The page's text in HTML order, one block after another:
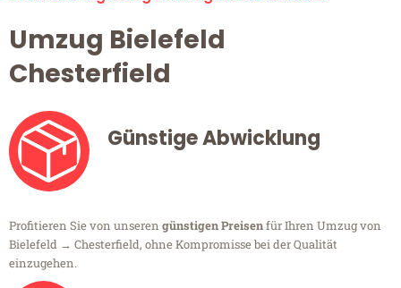
Umzug Bielefeld
Chesterfield
Günstige Abwicklung
Profitieren Sie von unseren günstigen Preisenfür Ihren Umzug von
Bielefeld → Chesterfield, ohne Kompromisse bei der Qualität
einzugehen.